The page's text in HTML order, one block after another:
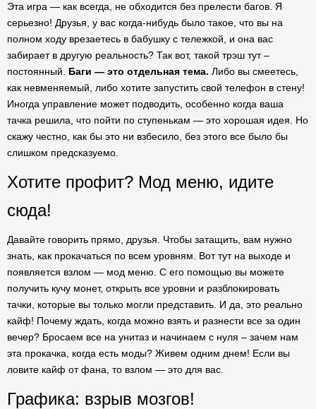
Эта игра — как всегда, не обходится без прелести багов. Я
серьезно! Друзья, у вас когда-нибудь было такое, что вы на
полном ходу врезаетесь в бабушку с тележкой, и она вас
забирает в другую реальность? Так вот, такой трэш тут –
постоянный. Баги — это отдельная тема. Либо вы смеетесь,
как невменяемый, либо хотите запустить свой телефон в стену!
Иногда управление может подводить, особенно когда ваша
тачка решила, что пойти по ступенькам — это хорошая идея. Но
скажу честно, как бы это ни взбесило, без этого все было бы
слишком предсказуемо.
Хотите профит? Мод меню, идите
сюда!
Давайте говорить прямо, друзья. Чтобы затащить, вам нужно
знать, как прокачаться по всем уровням. Вот тут на выходе и
появляется взлом — мод меню. С его помощью вы можете
получить кучу монет, открыть все уровни и разблокировать
тачки, которые вы только могли представить. И да, это реально
кайф! Почему ждать, когда можно взять и разнести все за один
вечер? Бросаем все на унитаз и начинаем с нуля – зачем нам
эта прокачка, когда есть моды? Живем одним днем! Если вы
ловите кайф от фана, то взлом — это для вас.
Графика: взрыв мозгов!